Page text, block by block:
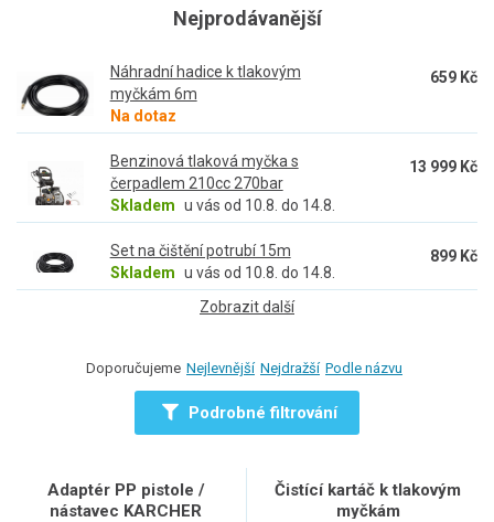
Nejprodávanější
Náhradní hadice k tlakovým
myčkám 6m
Na dotaz
659 Kč
Benzinová tlaková myčka s
čerpadlem 210cc 270bar
Skladem u vás od 10.8. do 14.8.
13 999 Kč
Set na čištění potrubí 15m
Skladem u vás od 10.8. do 14.8.
899 Kč
Zobrazit další
Doporučujeme Nejlevnější Nejdražší Podle názvu
Podrobné filtrování
Adaptér PP pistole /
nástavec KARCHER
Čistící kartáč k tlakovým
myčkám